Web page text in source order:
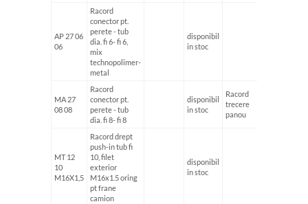
AP 27 06
06
Racord
conector pt.
perete - tub
dia. fi 6- fi 6,
mix
technopolimer-
metal
disponibil
in stoc
MA 27
08 08
Racord
conector pt.
perete - tub
dia. fi 8- fi 8
disponibil
in stoc
Racord
trecere
panou
MT 12
10
M16X1,5
Racord drept
push-in tub fi
10, filet
exterior
M16x1.5 oring
pt frane
camion
disponibil
in stoc